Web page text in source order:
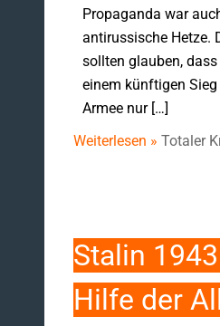
Propaganda war
antirussische Hetze.
sollten glauben,
einem künftigen Sieg
Armee nur […]
Weiterlesen » Totaler
Stalin
Hilfe der